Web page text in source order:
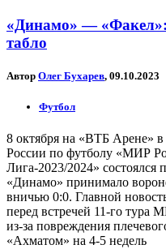
«Динамо» —
табло
Автор Олег Бухарев, 09.10.2023
Футбол
8 октября на «ВТБ Арене»
России по футболу «МИР
Лига-2023/2024» состоялся
«Динамо» принимало
вничью 0:0. Главной
перед встречей 11-го тура
из-за повреждения
«Ахматом» на 4-5 недель